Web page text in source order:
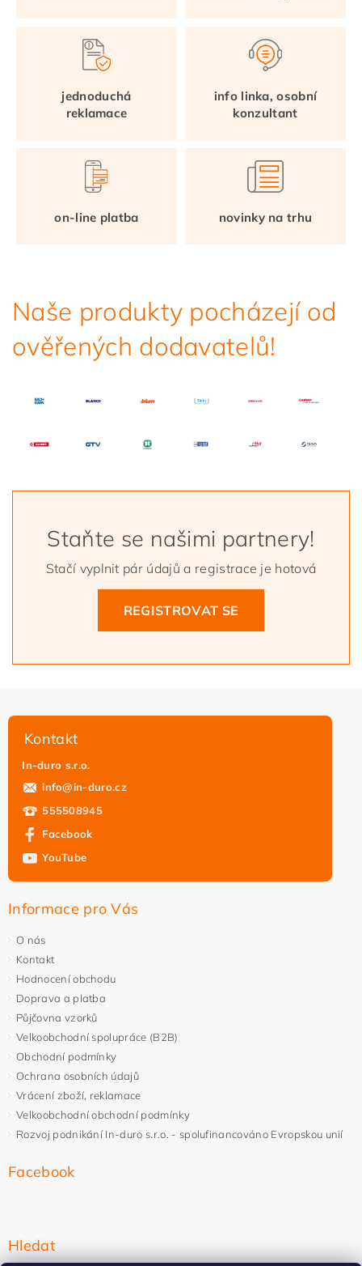
jednoduchá
reklamace
info linka, osobní
konzultant
on-line platba novinky na trhu
Naše produkty pocházejí od
ověřených dodavatelů!
Staňte se našimi partnery!
Stačí vyplnit pár údajů a registrace je hotová
REGISTROVAT SE
Kontakt
In-duro s.r.o.
info@in-duro.cz
555508945
Facebook
YouTube
Informace pro Vás
O nás
Kontakt
Hodnocení obchodu
Doprava a platba
Půjčovna vzorků
Velkoobchodní spolupráce (B2B)
Obchodní podmínky
Ochrana osobních údajů
Vrácení zboží, reklamace
Velkoobchodní obchodní podmínky
Rozvoj podnikání In-duro s.r.o. - spolufinancováno Evropskou unií
Facebook
Hledat